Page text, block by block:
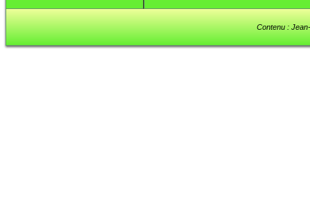
Contenu :